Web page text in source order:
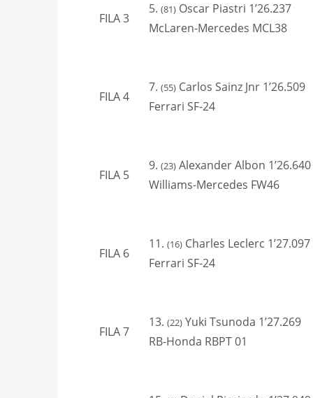
FILA 3
5.(81) Oscar Piastri 1’26.237
McLaren-Mercedes MCL38
FILA 4
7.(55) Carlos Sainz Jnr 1’26.509
Ferrari SF-24
FILA 5
9.(23) Alexander Albon 1’26.640
Williams-Mercedes FW46
FILA 6
11.(16) Charles Leclerc 1’27.097
Ferrari SF-24
FILA 7
13.(22) Yuki Tsunoda 1’27.269
RB-Honda RBPT 01